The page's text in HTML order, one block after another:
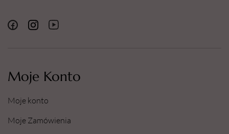
Moje Konto
Moje konto
Moje Zamówienia